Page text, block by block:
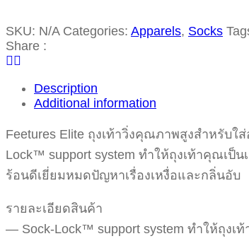
SKU: N/A Categories: Apparels, Socks
Share :
Description
Additional information
Feetures Elite ถุงเท้าวิ่งคุณภาพสูงสำหรับ
Lock™ support system ทำให้ถุงเท้าคุณเป็
ร้อนดีเยี่ยมหมดปัญหาเรื่องเหงื่อและกลิ่นอับ
รายละเอียดสินค้า
— Sock-Lock™ support system ทำให้ถุงเ